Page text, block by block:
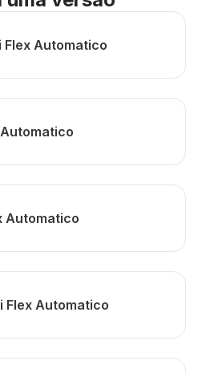
Flex Automatico
Automatico
Flex Automatico